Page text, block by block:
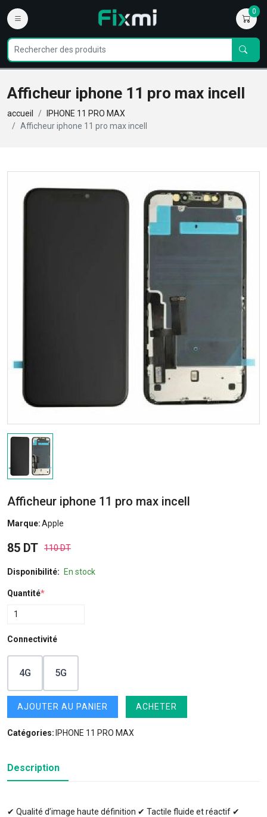
0
Afficheur iphone 11 pro max incell
accueil
IPHONE 11 PRO MAX
Afficheur iphone 11 pro max incell
Afficheur iphone 11 pro max incell
Marque:Apple
85 DT 110 DT
Disponibilité: En stock
Quantité*
Connectivité
4G 5G
AJOUTER AU PANIER ACHETER
Catégories: IPHONE 11 PRO MAX
Description
✔ Qualité d’image haute définition ✔ Tactile fluide et réactif ✔